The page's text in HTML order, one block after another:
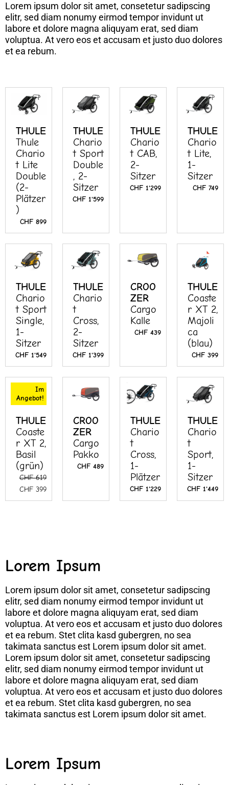
Lorem ipsum dolor sit amet, consetetur sadipscing
elitr, sed diam nonumy eirmod tempor invidunt ut
labore et dolore magna aliquyam erat, sed diam
voluptua. At vero eos et accusam et justo duo dolores
et ea rebum.
THULE
Thule
Chario
t Lite
Double
(2-
Plätzer
)
CHF 899
THULE
Chario
t Sport
Double
, 2-
Sitzer
CHF 1'599
THULE
Chario
t CAB,
2-
Sitzer
CHF 1'299
THULE
Chario
t Lite,
1-
Sitzer
CHF 749
THULE
Chario
t Sport
Single,
1-
Sitzer
CHF 1'549
THULE
Chario
t
Cross,
2-
Sitzer
CHF 1'399
CROO
ZER
Cargo
Kalle
CHF 439
THULE
Coaste
r XT 2,
Majoli
ca
(blau)
CHF 399
Im
Angebot!
THULE
Coaste
r XT 2,
Basil
(grün)
CHF619
Ursprünglicher
war:
CHF 399
Aktueller
ist:
CROO
ZER
Cargo
Pakko
CHF 489
THULE
Chario
t
Cross,
1-
Plätzer
CHF 1'229
THULE
Chario
t
Sport,
1-
Sitzer
CHF 1'449
Lorem Ipsum
Lorem ipsum dolor sit amet, consetetur sadipscing
elitr, sed diam nonumy eirmod tempor invidunt ut
labore et dolore magna aliquyam erat, sed diam
voluptua. At vero eos et accusam et justo duo dolores
et ea rebum. Stet clita kasd gubergren, no sea
takimata sanctus est Lorem ipsum dolor sit amet.
Lorem ipsum dolor sit amet, consetetur sadipscing
elitr, sed diam nonumy eirmod tempor invidunt ut
labore et dolore magna aliquyam erat, sed diam
voluptua. At vero eos et accusam et justo duo dolores
et ea rebum. Stet clita kasd gubergren, no sea
takimata sanctus est Lorem ipsum dolor sit amet.
Lorem Ipsum